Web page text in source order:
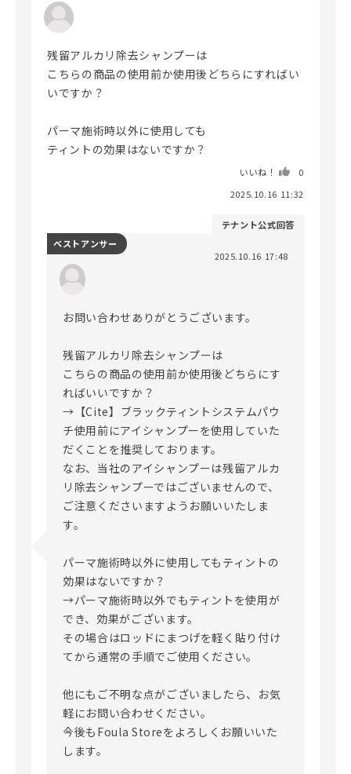
残留アルカリ除去シャンプーは
こちらの商品の使用前か使用後どちらにすればい
いですか？
パーマ施術時以外に使用しても
ティントの効果はないですか？
いいね！
0
2025.10.16 11:32
2025.10.16 17:48
お問い合わせありがとうございます。
残留アルカリ除去シャンプーは
こちらの商品の使用前か使用後どちらにす
ればいいですか？
→【Cite】ブラックティントシステムパウ
チ使用前にアイシャンプーを使用していた
だくことを推奨しております。
なお、当社のアイシャンプーは残留アルカ
リ除去シャンプーではございませんので、
ご注意くださいますようお願いいたしま
す。
パーマ施術時以外に使用してもティントの
効果はないですか？
→パーマ施術時以外でもティントを使用が
でき、効果がございます。
その場合はロッドにまつげを軽く貼り付け
てから通常の手順でご使用ください。
他にもご不明な点がございましたら、お気
軽にお問い合わせください。
今後もFoula Storeをよろしくお願いいた
します。
ベストアンサー
テナント公式回答